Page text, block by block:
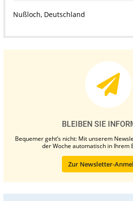
Nußloch, Deutschland
BLEIBEN SIE
Bequemer geht’s nicht: Mit unserem
der Woche automatisch in Ihrem
Zur Newsletter-